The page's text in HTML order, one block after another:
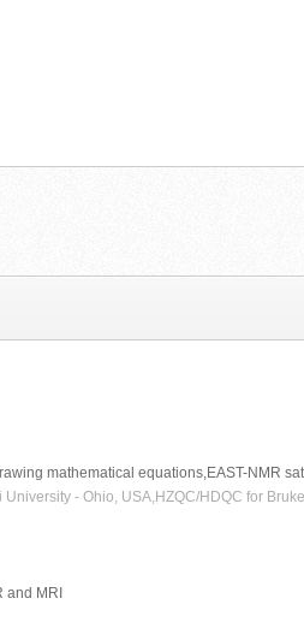
mathematical equations,EAST-NMR
- Ohio, USA,HZQC/HDQC for
MRI